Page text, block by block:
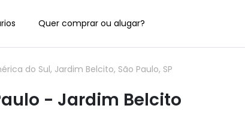
Quer comprar ou alugar?
do Sul, Jardim Belcito, São Paulo, SP
- Jardim Belcito